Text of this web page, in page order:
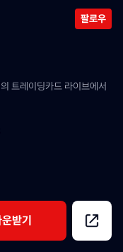
팔로우
트레이딩카드 라이브에서
받기